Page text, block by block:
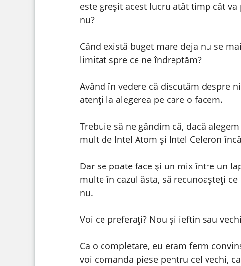
este greșit acest lucru atât timp cât
nu?
Când există buget mare deja nu se
limitat spre ce ne îndreptăm?
Având în vedere că discutăm despre
atenți la alegerea pe care o facem.
Trebuie să ne gândim că, dacă
mult de Intel Atom și Intel Celeron
Dar se poate face și un mix între un
multe în cazul ăsta, să recunoașteți
nu.
Voi ce preferați? Nou și ieftin sau
Ca o completare, eu eram ferm
voi comanda piese pentru cel vechi,